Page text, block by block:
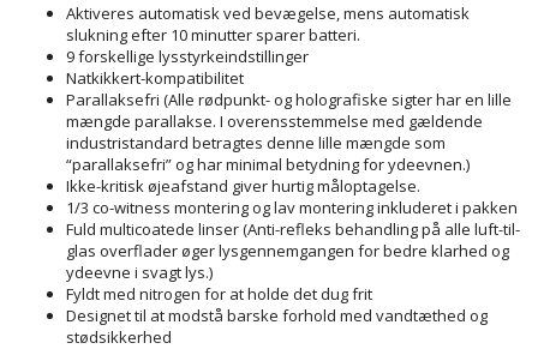
Aktiveres automatisk ved bevægelse, mens automatisk
slukning efter 10 minutter sparer batteri.
9 forskellige lysstyrkeindstillinger
Natkikkert-kompatibilitet
Parallaksefri (Alle rødpunkt- og holografiske sigter har en lille
mængde parallakse. I overensstemmelse med gældende
industristandard betragtes denne lille mængde som
“parallaksefri” og har minimal betydning for ydeevnen.)
Ikke-kritisk øjeafstand giver hurtig måloptagelse.
1/3 co-witness montering og lav montering inkluderet i pakken
Fuld multicoatede linser (Anti-refleks behandling på alle luft-til-
glas overflader øger lysgennemgangen for bedre klarhed og
ydeevne i svagt lys.)
Fyldt med nitrogen for at holde det dug frit
Designet til at modstå barske forhold med vandtæthed og
stødsikkerhed